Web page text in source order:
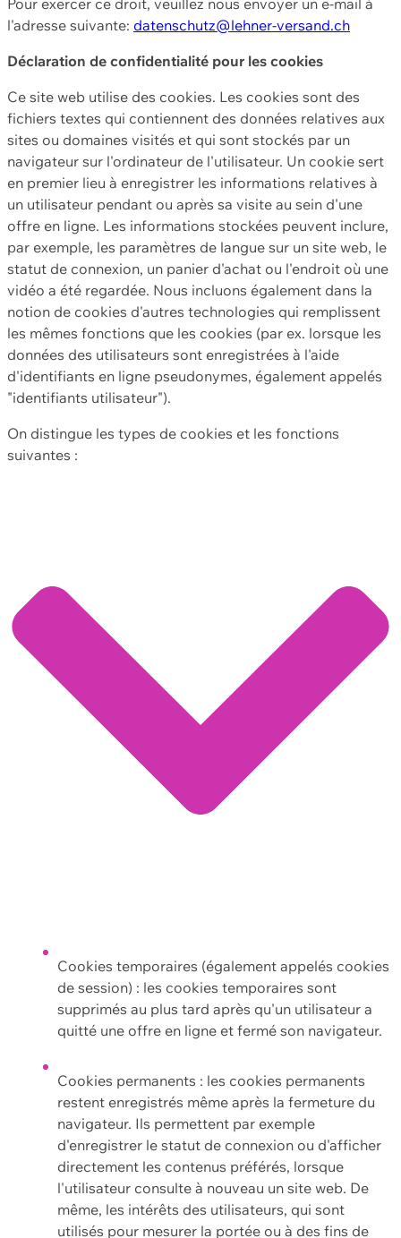
l'adresse suivante: datenschutz@lehner-versand.ch
Déclaration de confidentialité pour les cookies
Ce site web utilise des cookies. Les cookies sont des
fichiers textes qui contiennent des données relatives aux
sites ou domaines visités et qui sont stockés par un
navigateur sur l'ordinateur de l'utilisateur. Un cookie sert
en premier lieu à enregistrer les informations relatives à
un utilisateur pendant ou après sa visite au sein d'une
offre en ligne. Les informations stockées peuvent inclure,
par exemple, les paramètres de langue sur un site web, le
statut de connexion, un panier d'achat ou l'endroit où une
vidéo a été regardée. Nous incluons également dans la
notion de cookies d'autres technologies qui remplissent
les mêmes fonctions que les cookies (par ex. lorsque les
données des utilisateurs sont enregistrées à l'aide
d'identifiants en ligne pseudonymes, également appelés
"identifiants utilisateur").
On distingue les types de cookies et les fonctions
suivantes :
Cookies temporaires (également appelés cookies
de session) : les cookies temporaires sont
supprimés au plus tard après qu'un utilisateur a
quitté une offre en ligne et fermé son navigateur.
Cookies permanents : les cookies permanents
restent enregistrés même après la fermeture du
navigateur. Ils permettent par exemple
d'enregistrer le statut de connexion ou d'afficher
directement les contenus préférés, lorsque
l'utilisateur consulte à nouveau un site web. De
même, les intérêts des utilisateurs, qui sont
utilisés pour mesurer la portée ou à des fins de